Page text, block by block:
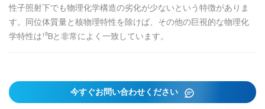
性子照射下でも物理化学構造の劣化が少ないという特徴がありま
す。同位体質量と核物理特性を除けば、その他の巨視的な物理化
学特性は¹⁰Bと非常によく一致しています。
今すぐお問い合わせください